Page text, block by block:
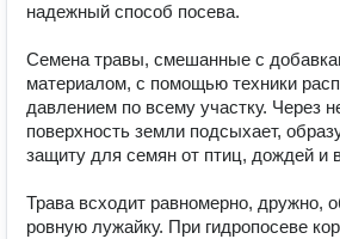
надежный способ посева.
Семена травы, смешанные с
материалом, с помощью техники
давлением по всему участку. Через
поверхность земли подсыхает,
защиту для семян от птиц, дождей и
Трава всходит равномерно, дружно,
ровную лужайку. При гидропосеве